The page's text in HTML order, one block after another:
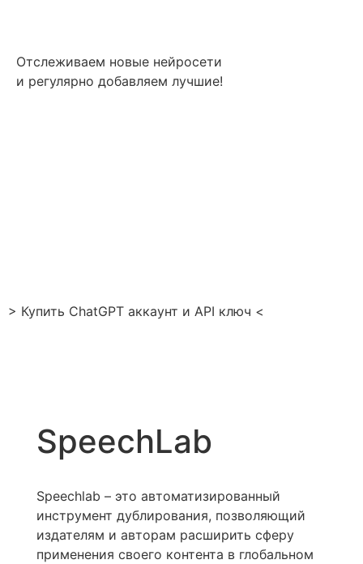
Отслеживаем новые нейросети
и регулярно добавляем лучшие!
> Купить ChatGPT аккаунт и API ключ <
SpeechLab
Speechlab – это автоматизированный
инструмент дублирования, позволяющий
издателям и авторам расширить сферу
применения своего контента в глобальном